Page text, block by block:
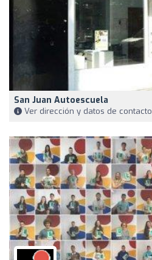
San Juan Autoescuela
Ver dirección y datos de contacto